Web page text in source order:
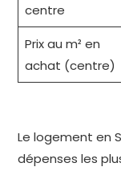
centre
Prix au m² en
achat (centre)
Le logement en
dépenses les